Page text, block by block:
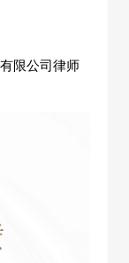
限公司律师